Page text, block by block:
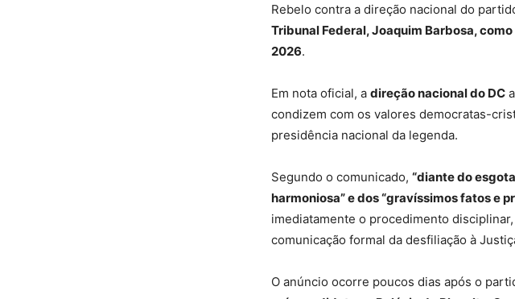
Rebelo contra a direção nacional do
Tribunal Federal, Joaquim Barbosa,
2026.
Em nota oficial, a direção nacional do DC
condizem com os valores democratas-
presidência nacional da legenda.
Segundo o comunicado, “diante do
harmoniosa” e dos “gravíssimos fatos e
imediatamente o procedimento
comunicação formal da desfiliação à
O anúncio ocorre poucos dias após o